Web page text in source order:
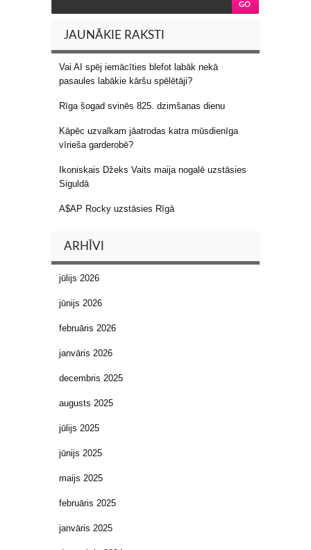
JAUNĀKIE RAKSTI
Vai AI spēj iemācīties blefot labāk nekā
pasaules labākie kāršu spēlētāji?
Rīga šogad svinēs 825. dzimšanas dienu
Kāpēc uzvalkam jāatrodas katra mūsdienīga
vīrieša garderobē?
Ikoniskais Džeks Vaits maija nogalē uzstāsies
Siguldā
A$AP Rocky uzstāsies Rīgā
ARHĪVI
jūlijs 2026
jūnijs 2026
februāris 2026
janvāris 2026
decembris 2025
augusts 2025
jūlijs 2025
jūnijs 2025
maijs 2025
februāris 2025
janvāris 2025